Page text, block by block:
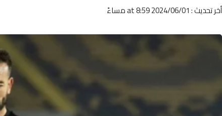
أخر تحديث : 2024/06/01 at 8:59 مساءً